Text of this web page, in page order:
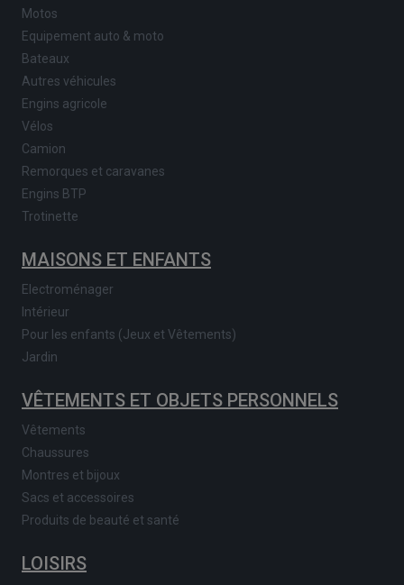
Motos
Equipement auto & moto
Bateaux
Autres véhicules
Engins agricole
Vélos
Camion
Remorques et caravanes
Engins BTP
Trotinette
MAISONS ET ENFANTS
Electroménager
Intérieur
Pour les enfants (Jeux et Vêtements)
Jardin
VÊTEMENTS ET OBJETS PERSONNELS
Vêtements
Chaussures
Montres et bijoux
Sacs et accessoires
Produits de beauté et santé
LOISIRS